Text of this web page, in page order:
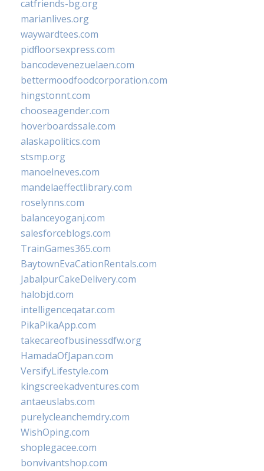
catfriends-bg.org
marianlives.org
waywardtees.com
pidfloorsexpress.com
bancodevenezuelaen.com
bettermoodfoodcorporation.com
hingstonnt.com
chooseagender.com
hoverboardssale.com
alaskapolitics.com
stsmp.org
manoelneves.com
mandelaeffectlibrary.com
roselynns.com
balanceyoganj.com
salesforceblogs.com
TrainGames365.com
BaytownEvaCationRentals.com
JabalpurCakeDelivery.com
halobjd.com
intelligenceqatar.com
PikaPikaApp.com
takecareofbusinessdfw.org
HamadaOfJapan.com
VersifyLifestyle.com
kingscreekadventures.com
antaeuslabs.com
purelycleanchemdry.com
WishOping.com
shoplegacee.com
bonvivantshop.com